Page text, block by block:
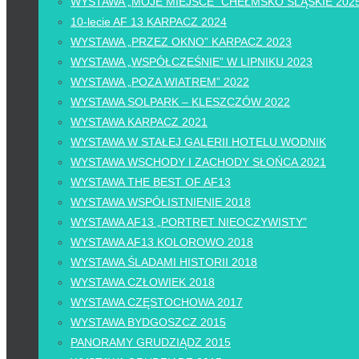
10-lecie AF 13 KARPACZ 2024
WYSTAWA „PRZEZ OKNO” KARPACZ 2023
WYSTAWA „WSPÓŁCZEŚNIE” W LIPNIKU 2023
WYSTAWA „POZA WIATREM” 2022
WYSTAWA SOLPARK – KLESZCZÓW 2022
WYSTAWA KARPACZ 2021
WYSTAWA W STAŁEJ GALERII HOTELU WODNIK
WYSTAWA WSCHODY I ZACHODY SŁOŃCA 2021
WYSTAWA THE BEST OF AF13
WYSTAWA WSPÓŁISTNIENIE 2018
WYSTAWA AF13 „PORTRET NIEOCZYWISTY”
WYSTAWA AF13 KOLOROWO 2018
WYSTAWA ŚLADAMI HISTORII 2018
WYSTAWA CZŁOWIEK 2018
WYSTAWA CZĘSTOCHOWA 2017
WYSTAWA BYDGOSZCZ 2015
PANORAMY GRUDZIĄDZ 2015